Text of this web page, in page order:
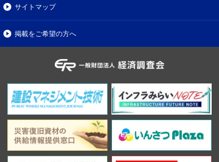
サイトマップ
掲載をご希望の方へ